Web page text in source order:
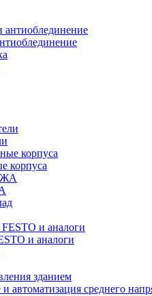
корпуса
и аналоги
зданием
и автоматизация среднего